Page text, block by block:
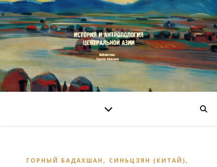
ГОРНЫЙ БАДАХШАН , СИНЬЦЗЯН (КИТАЙ),